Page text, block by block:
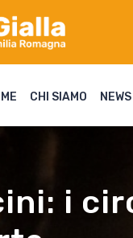
CHI SIAMO NEWS
i